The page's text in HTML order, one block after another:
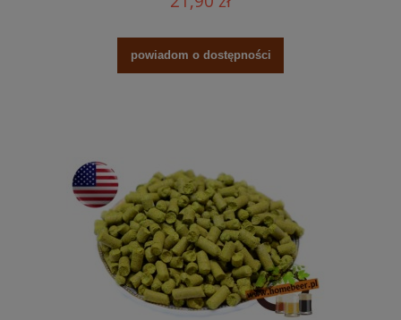
powiadom o dostępności